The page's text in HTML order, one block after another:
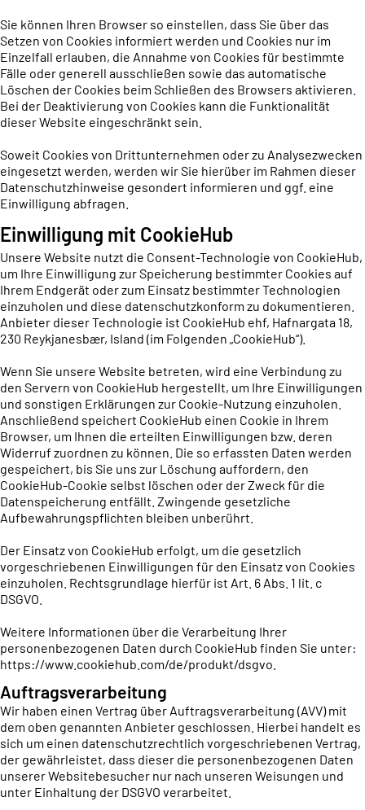
Sie können Ihren Browser so einstellen, dass Sie über das
Setzen von Cookies informiert werden und Cookies nur im
Einzelfall erlauben, die Annahme von Cookies für bestimmte
Fälle oder generell ausschließen sowie das automatische
Löschen der Cookies beim Schließen des Browsers aktivieren.
Bei der Deaktivierung von Cookies kann die Funktionalität
dieser Website eingeschränkt sein.
Soweit Cookies von Drittunternehmen oder zu Analysezwecken
eingesetzt werden, werden wir Sie hierüber im Rahmen dieser
Datenschutzhinweise gesondert informieren und ggf. eine
Einwilligung abfragen.
Einwilligung mit CookieHub
Unsere Website nutzt die Consent-Technologie von CookieHub,
um Ihre Einwilligung zur Speicherung bestimmter Cookies auf
Ihrem Endgerät oder zum Einsatz bestimmter Technologien
einzuholen und diese datenschutzkonform zu dokumentieren.
Anbieter dieser Technologie ist CookieHub ehf, Hafnargata 18,
230 Reykjanesbær, Island (im Folgenden „CookieHub“).
Wenn Sie unsere Website betreten, wird eine Verbindung zu
den Servern von CookieHub hergestellt, um Ihre Einwilligungen
und sonstigen Erklärungen zur Cookie-Nutzung einzuholen.
Anschließend speichert CookieHub einen Cookie in Ihrem
Browser, um Ihnen die erteilten Einwilligungen bzw. deren
Widerruf zuordnen zu können. Die so erfassten Daten werden
gespeichert, bis Sie uns zur Löschung auffordern, den
CookieHub-Cookie selbst löschen oder der Zweck für die
Datenspeicherung entfällt. Zwingende gesetzliche
Aufbewahrungspflichten bleiben unberührt.
Der Einsatz von CookieHub erfolgt, um die gesetzlich
vorgeschriebenen Einwilligungen für den Einsatz von Cookies
einzuholen. Rechtsgrundlage hierfür ist Art. 6 Abs. 1 lit. c
DSGVO.
Weitere Informationen über die Verarbeitung Ihrer
personenbezogenen Daten durch CookieHub finden Sie unter:
https://www.cookiehub.com/de/produkt/dsgvo
Auftragsverarbeitung
Wir haben einen Vertrag über Auftragsverarbeitung (AVV) mit
dem oben genannten Anbieter geschlossen. Hierbei handelt es
sich um einen datenschutzrechtlich vorgeschriebenen Vertrag,
der gewährleistet, dass dieser die personenbezogenen Daten
unserer Websitebesucher nur nach unseren Weisungen und
unter Einhaltung der DSGVO verarbeitet.